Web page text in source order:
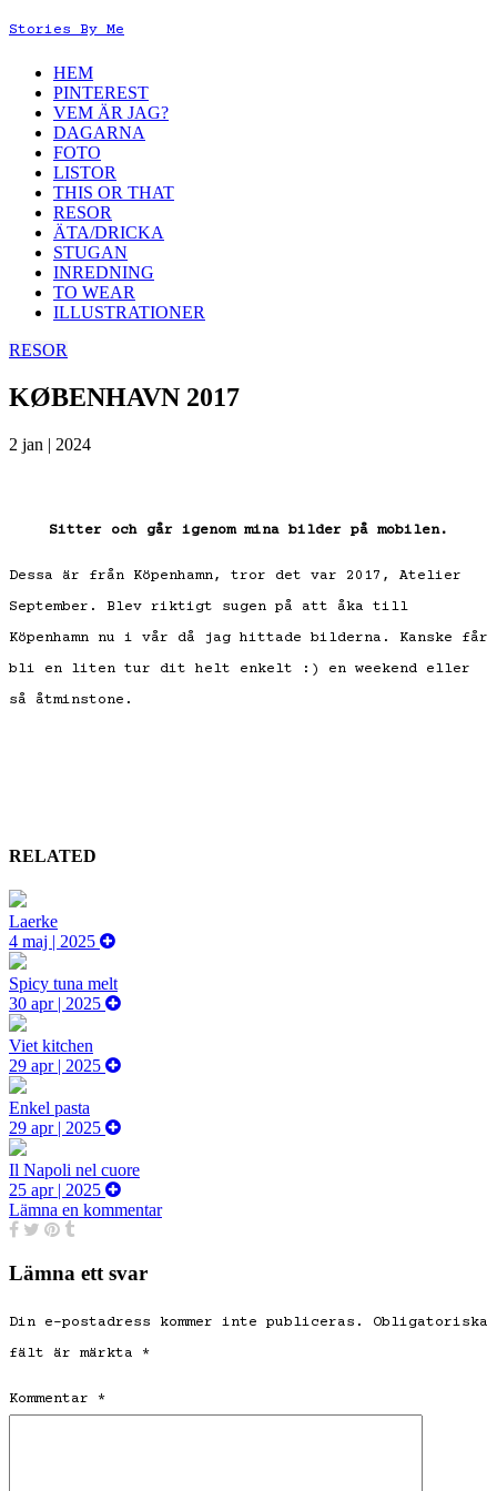
Stories By Me
HEM
PINTEREST
VEM ÄR JAG?
DAGARNA
FOTO
LISTOR
THIS OR THAT
RESOR
ÄTA/DRICKA
STUGAN
INREDNING
TO WEAR
ILLUSTRATIONER
RESOR
KØBENHAVN 2017
2 jan | 2024
Sitter och går igenom mina bilder på mobilen.
Dessa är från Köpenhamn, tror det var 2017, Atelier
September. Blev riktigt sugen på att åka till
Köpenhamn nu i vår då jag hittade bilderna. Kanske får
bli en liten tur dit helt enkelt :) en weekend eller
så åtminstone.
RELATED
Laerke
4 maj | 2025
Spicy tuna melt
30 apr | 2025
Viet kitchen
29 apr | 2025
Enkel pasta
29 apr | 2025
Il Napoli nel cuore
25 apr | 2025
Lämna en kommentar
Lämna ett svar
Din e-postadress kommer inte publiceras.
Obligatoriska
fält är märkta *
Kommentar *